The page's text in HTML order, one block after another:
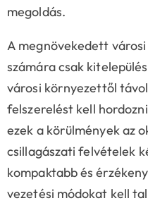
megoldás.
A megnövekedett
számára csak
városi környezettől
felszerelést kell
ezek a körülmények az
csillagászati felvételek
kompaktabb és
vezetési módokat kell